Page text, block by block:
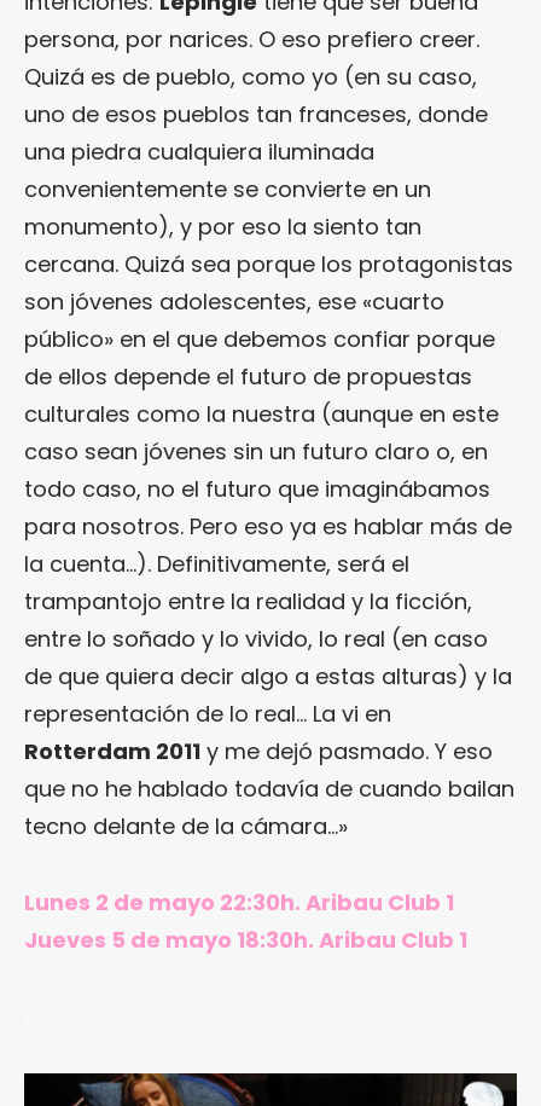
persona, por narices. O eso prefiero creer.
Quizá es de pueblo, como yo (en su caso,
uno de esos pueblos tan franceses, donde
una piedra cualquiera iluminada
convenientemente se convierte en un
monumento), y por eso la siento tan
cercana. Quizá sea porque los protagonistas
son jóvenes adolescentes, ese «cuarto
público» en el que debemos confiar porque
de ellos depende el futuro de propuestas
culturales como la nuestra (aunque en este
caso sean jóvenes sin un futuro claro o, en
todo caso, no el futuro que imaginábamos
para nosotros. Pero eso ya es hablar más de
la cuenta…). Definitivamente, será el
trampantojo entre la realidad y la ficción,
entre lo soñado y lo vivido, lo real (en caso
de que quiera decir algo a estas alturas) y la
representación de lo real… La vi en
Rotterdam 2011 y me dejó pasmado. Y eso
que no he hablado todavía de cuando bailan
tecno delante de la cámara…»
Lunes 2 de mayo 22:30h. Aribau Club 1
Jueves 5 de mayo 18:30h. Aribau Club 1